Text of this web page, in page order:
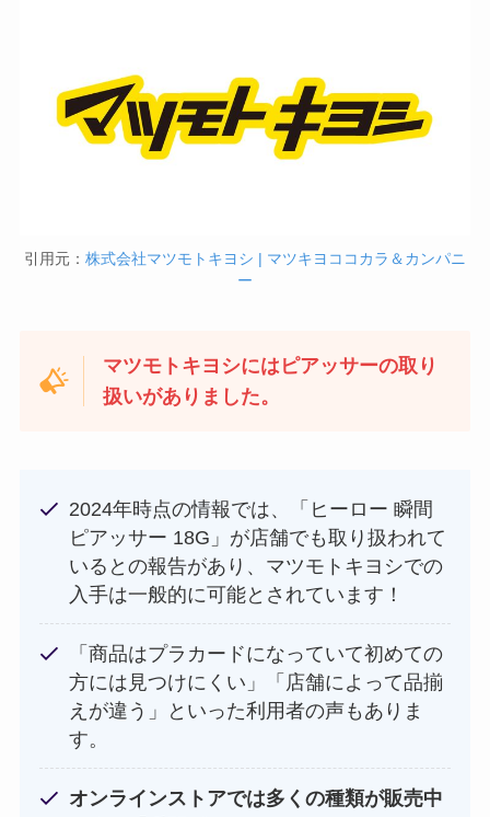
引用元： 株式会社マツモトキヨシ | マツキヨココカラ＆カンパニ
ー
マツモトキヨシにはピアッサーの取り
扱いがありました。
2024年時点の情報では、「ヒーロー 瞬間
ピアッサー 18G」が店舗でも取り扱われて
いるとの報告があり、マツモトキヨシでの
入手は一般的に可能とされています！
「商品はプラカードになっていて初めての
方には見つけにくい」「店舗によって品揃
えが違う」といった利用者の声もありま
す。
オンラインストアでは多くの種類が販売中